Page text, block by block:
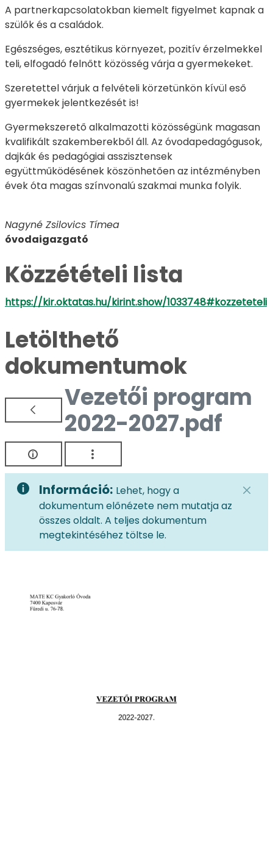
A partnerkapcsolatokban kiemelt figyelmet kapnak a
szülők és a családok.
Egészséges, esztétikus környezet, pozitív érzelmekkel
teli, elfogadó felnőtt közösség várja a gyermekeket.
Szeretettel várjuk a felvételi körzetünkön kívül eső
gyermekek jelentkezését is!
Gyermekszerető alkalmazotti közösségünk magasan
kvalifikált szakemberekből áll. Az óvodapedagógusok,
dajkák és pedagógiai asszisztensek
együttműködésének köszönhetően az intézményben
évek óta magas színvonalú szakmai munka folyik.
Nagyné Zsilovics Tímea
óvodaigazgató
Közzétételi lista
https://kir.oktatas.hu/kirint.show/1033748#kozzeteteli
Letölthető
dokumentumok
Vezetői program
2022-2027.pdf
Információ: Lehet, hogy a
dokumentum előnézete nem mutatja az
összes oldalt. A teljes dokumentum
megtekintéséhez töltse le.